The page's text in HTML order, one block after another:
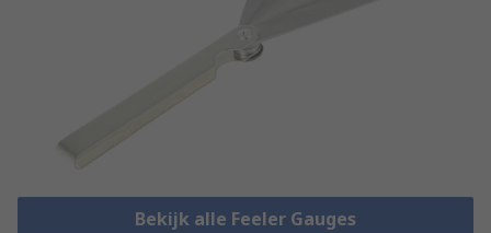
Bekijk alle Feeler Gauges